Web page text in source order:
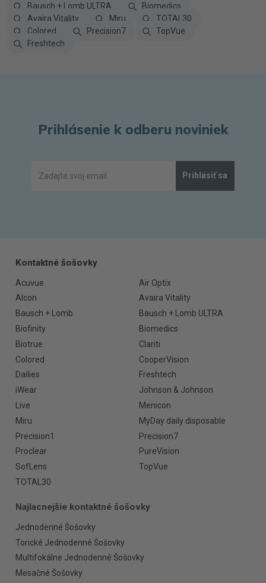
Bausch + Lomb ULTRA
Biomedics
Avaira Vitality
Miru
TOTAL30
Colored
Precision7
TopVue
Freshtech
Prihlásenie k odberu noviniek
Prihlásiť sa
Kontaktné šošovky
Acuvue
Air Optix
Alcon
Avaira Vitality
Bausch + Lomb
Bausch + Lomb ULTRA
Biofinity
Biomedics
Biotrue
Clariti
Colored
CooperVision
Dailies
Freshtech
iWear
Johnson & Johnson
Live
Menicon
Miru
MyDay daily disposable
Precision1
Precision7
Proclear
PureVision
SofLens
TopVue
TOTAL30
Najlacnejšie kontaktné šošovky
Jednodenné Šošovky
Torické Jednodenné Šošovky
Multifokálne Jednodenné Šošovky
Mesačné Šošovky